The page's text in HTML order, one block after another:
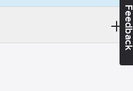
Ja
Överensstämmer